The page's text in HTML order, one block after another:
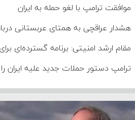
موافقت ترامپ با لغو حمله به ایران
هشدار عراقچی به همتای عربستانی
مقام ارشد امنیتی: برنامه گسترده‌ای
ترامپ دستور حملات جدید علیه ایران را
سپاه: دو نفتکش متخلف مورد اصابت
ترامپ مدعی توافق تاریخی برای خلع